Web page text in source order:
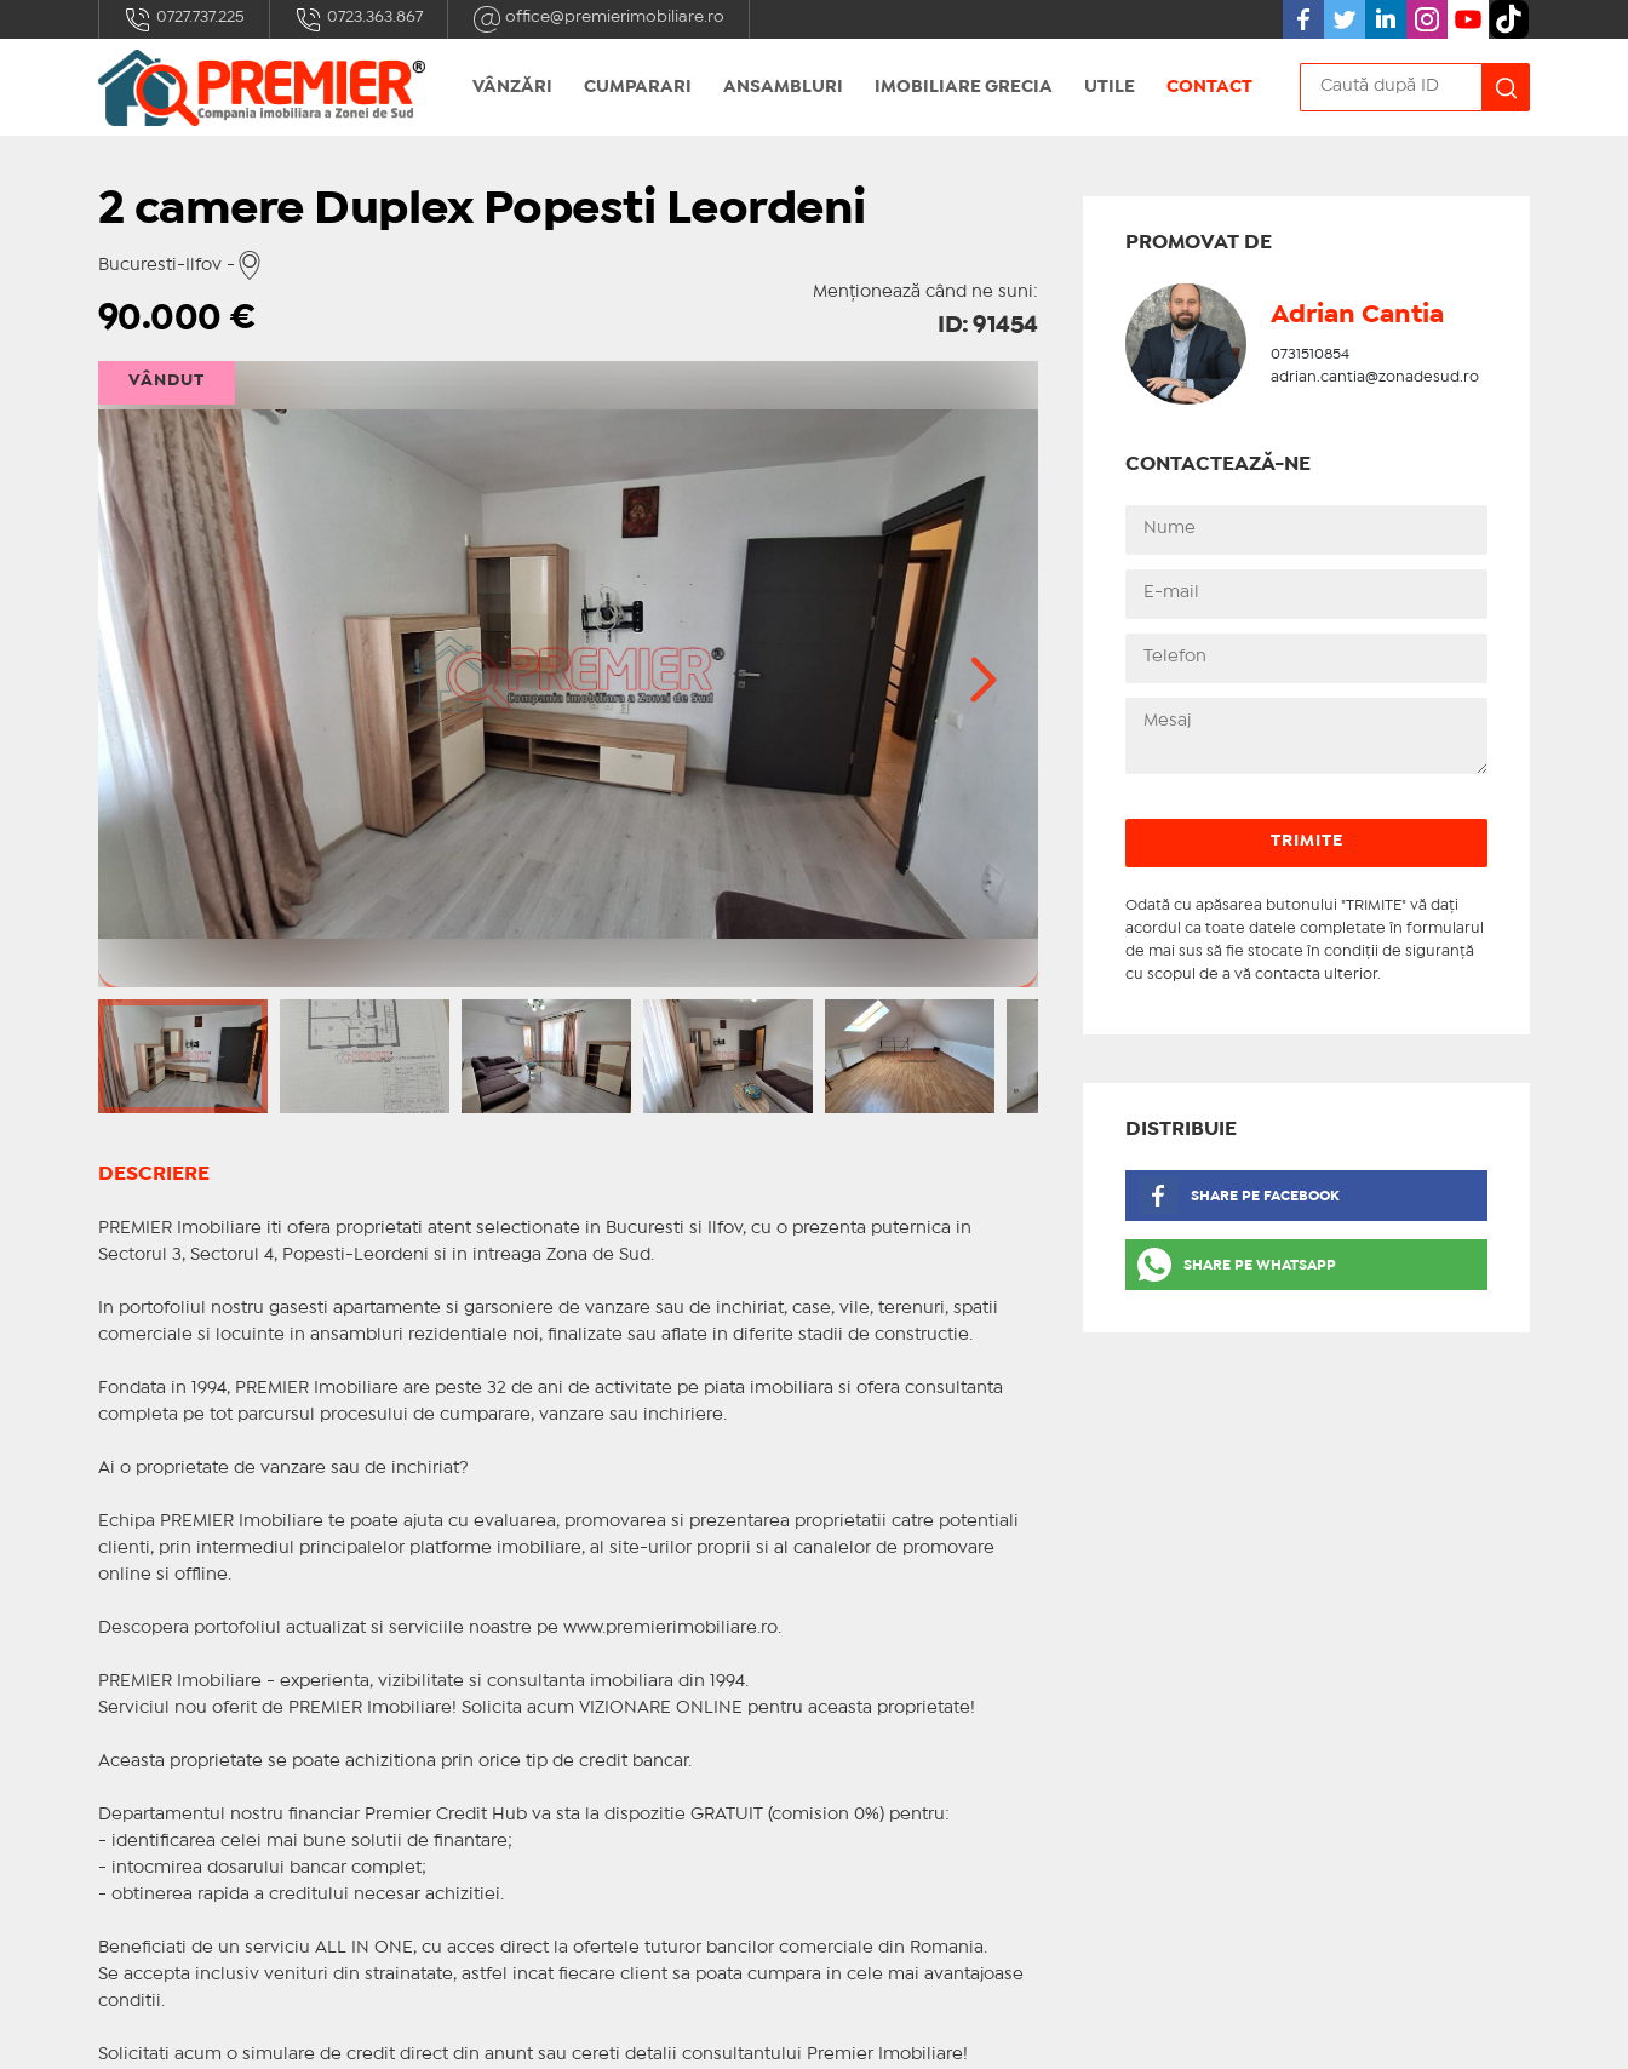
0727.737.225 0723.363.867 office@premierimobiliare.ro
VÂNZĂRI CUMPARARI ANSAMBLURI IMOBILIARE GRECIA UTILE CONTACT
2 camere Duplex Popesti Leordeni
Bucuresti-Ilfov -
Menționează când ne suni:
90.000€ ID: 91454
VÂNDUT
DESCRIERE
PREMIER Imobiliare iti ofera proprietati atent selectionate in Bucuresti si Ilfov, cu o prezenta puternica in
Sectorul 3, Sectorul 4, Popesti-Leordeni si in intreaga Zona de Sud.
In portofoliul nostru gasesti apartamente si garsoniere de vanzare sau de inchiriat, case, vile, terenuri, spatii
comerciale si locuinte in ansambluri rezidentiale noi, finalizate sau aflate in diferite stadii de constructie.
Fondata in 1994, PREMIER Imobiliare are peste 32 de ani de activitate pe piata imobiliara si ofera consultanta
completa pe tot parcursul procesului de cumparare, vanzare sau inchiriere.
Ai o proprietate de vanzare sau de inchiriat?
Echipa PREMIER Imobiliare te poate ajuta cu evaluarea, promovarea si prezentarea proprietatii catre potentiali
clienti, prin intermediul principalelor platforme imobiliare, al site-urilor proprii si al canalelor de promovare
online si offline.
Descopera portofoliul actualizat si serviciile noastre pe www.premierimobiliare.ro.
PREMIER Imobiliare - experienta, vizibilitate si consultanta imobiliara din 1994.
Serviciul nou oferit de PREMIER Imobiliare! Solicita acum VIZIONARE ONLINE pentru aceasta proprietate!
Aceasta proprietate se poate achizitiona prin orice tip de credit bancar.
Departamentul nostru financiar Premier Credit Hub va sta la dispozitie GRATUIT (comision 0%) pentru:
- identificarea celei mai bune solutii de finantare;
- intocmirea dosarului bancar complet;
- obtinerea rapida a creditului necesar achizitiei.
Beneficiati de un serviciu ALL IN ONE, cu acces direct la ofertele tuturor bancilor comerciale din Romania.
Se accepta inclusiv venituri din strainatate, astfel incat fiecare client sa poata cumpara in cele mai avantajoase
conditii.
Solicitati acum o simulare de credit direct din anunt sau cereti detalii consultantului Premier Imobiliare!
PROMOVAT DE
Adrian Cantia
0731510854
adrian.cantia@zonadesud.ro
CONTACTEAZĂ-NE
Odată cu apăsarea butonului "TRIMITE" vă daţi
acordul ca toate datele completate în formularul
de mai sus să fie stocate în condiţii de siguranţă
cu scopul de a vă contacta ulterior.
DISTRIBUIE
SHARE PE FACEBOOK
SHARE PE WHATSAPP